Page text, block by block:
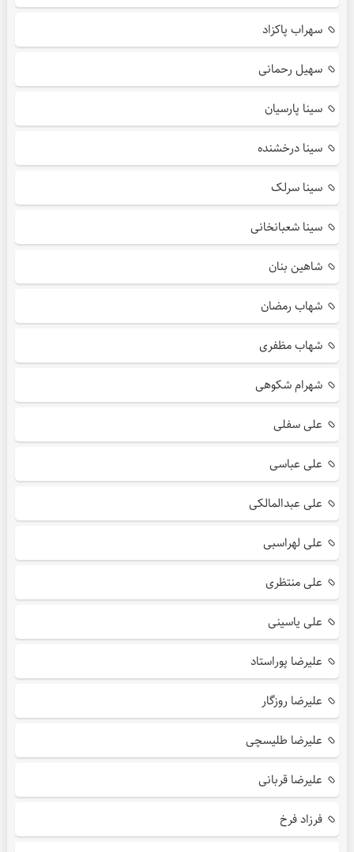
سهراب پاکزاد
سهیل رحمانی
سینا پارسیان
سینا درخشنده
سینا سرلک
سینا شعبانخانی
شاهین بنان
شهاب رمضان
شهاب مظفری
شهرام شکوهی
علی سفلی
علی عباسی
علی عبدالمالکی
علی لهراسبی
علی منتظری
علی یاسینی
علیرضا پوراستاد
علیرضا روزگار
علیرضا طلیسچی
علیرضا قربانی
فرزاد فرخ